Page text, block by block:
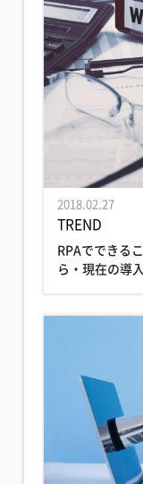
2018.02.27
TREND
RPAでできる
ら・現在の導